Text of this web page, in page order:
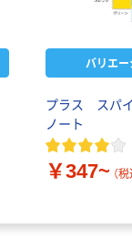
バリエ
プラス スパ
ノート
￥347~ （税